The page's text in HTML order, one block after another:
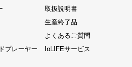
プレーヤー
取扱説明書
生産終了品
よくあるご質問
IoLIFEサービス